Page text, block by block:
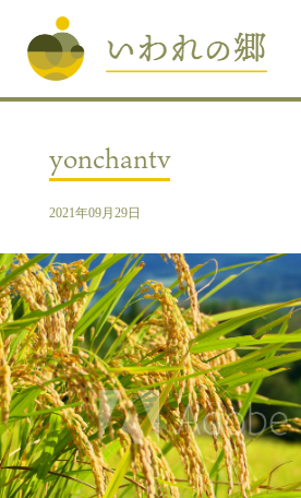
yonchantv
2021年09月29日